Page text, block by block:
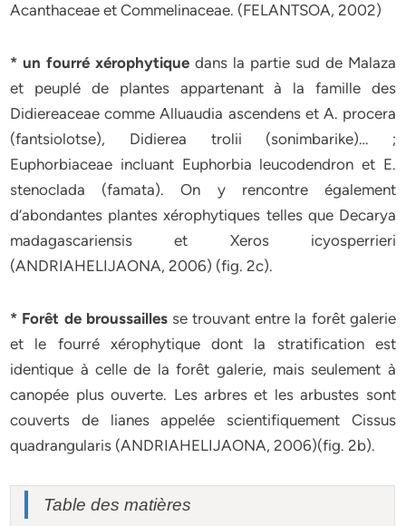
Acanthaceae et Commelinaceae. (FELANTSOA, 2002)
* un fourré xérophytique dans la partie sud de Malaza
et peuplé de plantes appartenant à la famille des
Didiereaceae comme Alluaudia ascendens et A. procera
(fantsiolotse), Didierea trolii (sonimbarike)… ;
Euphorbiaceae incluant Euphorbia leucodendron et E.
stenoclada (famata). On y rencontre également
d’abondantes plantes xérophytiques telles que Decarya
madagascariensis et Xeros icyosperrieri
(ANDRIAHELIJAONA, 2006) (fig. 2c).
* Forêt de broussaillesse trouvant entre la forêt galerie
et le fourré xérophytique dont la stratification est
identique à celle de la forêt galerie, mais seulement à
canopée plus ouverte. Les arbres et les arbustes sont
couverts de lianes appelée scientifiquement Cissus
quadrangularis (ANDRIAHELIJAONA, 2006)(fig. 2b).
Table des matières